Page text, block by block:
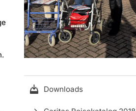
Downloads